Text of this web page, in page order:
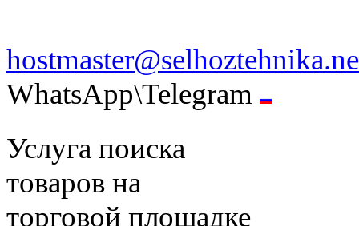
WhatsApp\Telegram
Услуга поиска
товаров на
торговой площадке